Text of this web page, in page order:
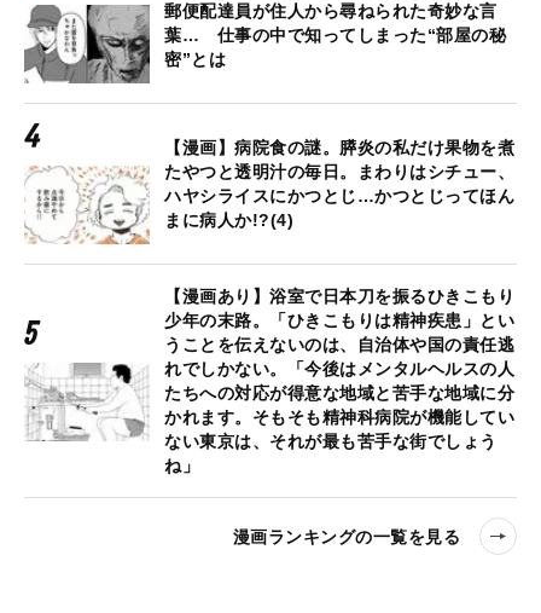
郵便配達員が住人から尋ねられた奇妙な言
葉… 仕事の中で知ってしまった“部屋の秘
密”とは
【漫画】病院食の謎。膵炎の私だけ果物を煮
たやつと透明汁の毎日。まわりはシチュー、
ハヤシライスにかつとじ…かつとじってほん
まに病人か!?(4)
【漫画あり】浴室で日本刀を振るひきこもり
少年の末路。「ひきこもりは精神疾患」とい
うことを伝えないのは、自治体や国の責任逃
れでしかない。「今後はメンタルヘルスの人
たちへの対応が得意な地域と苦手な地域に分
かれます。そもそも精神科病院が機能してい
ない東京は、それが最も苦手な街でしょう
ね」
漫画ランキングの一覧を見る